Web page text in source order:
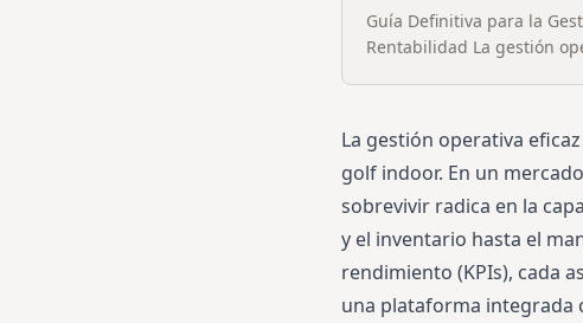
Guía Definitiva para la
Rentabilidad La gestión
La gestión operativa
golf indoor. En un
sobrevivir radica en la
y el inventario hasta el
rendimiento (KPIs), cada
una plataforma integrada